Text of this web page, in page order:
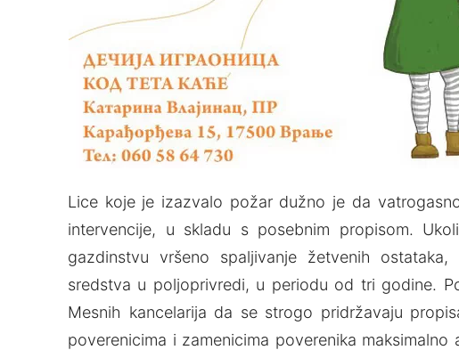
Lice koje je izazvalo požar dužno je da
intervencije, u skladu s posebnim propisom.
gazdinstvu vršeno spalјivanje žetvenih
sredstva u polјoprivredi, u periodu od tri godine.
Mesnih kancelarija da se strogo pridržavaju
poverenicima i zamenicima poverenika